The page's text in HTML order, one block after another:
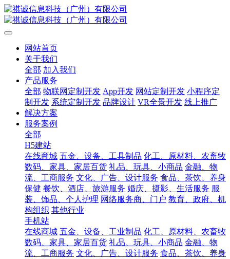
网站首页
关于我们
全部 加入我们
产品服务
全部 物联网定制开发 App开发 网站定制开发 小程序定
制开发 系统定制开发 品牌设计 VR全景开发 线上推广
解决方案
服务案例
全部
H5建站
在线商城 五金、设备、工具制品 化工、原材料、农畜牧
数码、家具、家居百货 礼品、玩具、小商品 金融、物
流、工商服务 文化、广告、设计服务 食品、茶饮、养身
保健 餐饮、酒店、旅游服务 婚庆、摄影、生活服务 服
装、饰品、个人护理 网络服务商、门户 教育、政府、机
构组织 其他行业
手机站
在线商城 五金、设备、工业制品 化工、原材料、农畜牧
数码、家具、家居百货 礼品、玩具、小商品 金融、物
流、工商服务 文化、广告、设计服务 食品、茶饮、养身